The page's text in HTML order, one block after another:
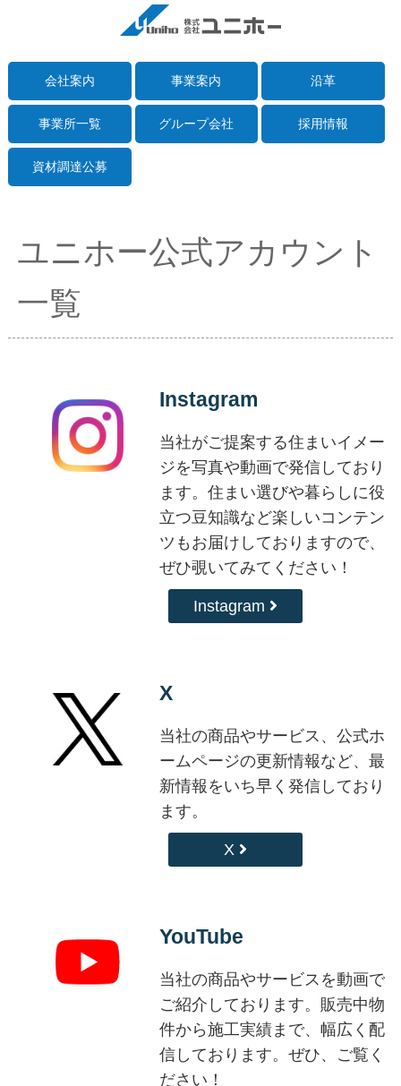
会社案内 事業案内 沿革
事業所一覧 グループ会社 採用情報
資材調達公募
ユニホー公式アカウント
一覧
Instagram
当社がご提案する住まいイメー
ジを写真や動画で発信しており
ます。住まい選びや暮らしに役
立つ豆知識など楽しいコンテン
ツもお届けしておりますので、
ぜひ覗いてみてください！
Instagram
X
当社の商品やサービス、公式ホ
ームページの更新情報など、最
新情報をいち早く発信しており
ます。
X
YouTube
当社の商品やサービスを動画で
ご紹介しております。販売中物
件から施工実績まで、幅広く配
信しております。ぜひ、ご覧く
ださい！